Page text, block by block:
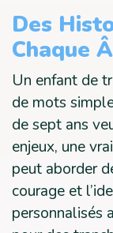
Des
Chaque
Un enfant de
de mots
de sept ans
enjeux, une
peut aborder
courage et
personnalisés